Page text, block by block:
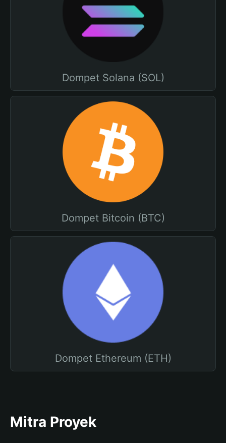
Dompet Solana (SOL)
Dompet Bitcoin (BTC)
Dompet Ethereum (ETH)
Mitra Proyek